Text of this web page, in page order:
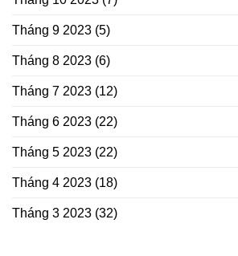
Tháng 9 2023 (5)
Tháng 8 2023 (6)
Tháng 7 2023 (12)
Tháng 6 2023 (22)
Tháng 5 2023 (22)
Tháng 4 2023 (18)
Tháng 3 2023 (32)